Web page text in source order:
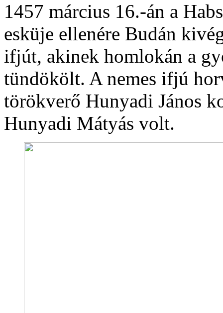
1457 március 16.-án a
esküje ellenére Budán
ifjút, akinek homlokán a
tündökölt. A nemes ifjú
törökverő Hunyadi János
Hunyadi Mátyás volt.